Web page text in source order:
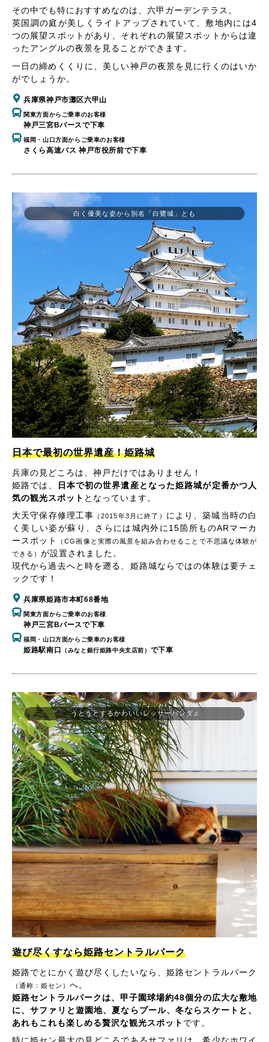
その中でも特におすすめなのは、六甲ガーデンテラス。
英国調の庭が美しくライトアップされていて、敷地内には4
つの展望スポットがあり、それぞれの展望スポットからは違
ったアングルの夜景を見ることができます。
一日の締めくくりに、美しい神戸の夜景を見に行くのはいか
がでしょうか。
兵庫県神戸市灘区六甲山
関東方面からご乗車のお客様
神戸三宮Bバースで下車
福岡・山口方面からご乗車のお客様
さくら高速バス 神戸市役所前で下車
白く優美な姿から別名「白鷺城」とも
日本で最初の世界遺産！姫路城
兵庫の見どころは、神戸だけではありません！
姫路では、
日本で初の世界遺産となった姫路城が定番かつ人
気の観光スポット となっています。
大天守保存修理工事
（2015年3月に終了）
により、築城当時の白
く美しい姿が蘇り、さらには城内外に15箇所ものARマーカ
ースポット
（CG画像と実際の風景を組み合わせることで不思議な体験が
できる） が設置されました。
現代から過去へと時を遡る、姫路城ならではの体験は要チェ
ックです！
兵庫県姫路市本町68番地
関東方面からご乗車のお客様
神戸三宮Bバースで下車
福岡・山口方面からご乗車のお客様
姫路駅南口 （みなと銀行姫路中央支店前） で下車
遊び尽くすなら姫路セントラルパーク
姫路でとにかく遊び尽くしたいなら、姫路セントラルパーク
（通称：姫セン） へ。
姫路セントラルパークは、甲子園球場約48個分の広大な敷地
に、サファリと遊園地、夏ならプール、冬ならスケートと、
あれもこれも楽しめる贅沢な観光スポット です。
うとうとするかわいいレッサーパンダ♫